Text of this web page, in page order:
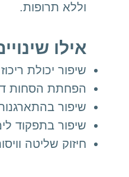
וללא תרופות.
אילו
שיפור יכולת
הפחתת הסחות
שיפור
שיפור בתפקוד
חיזוק שליטה